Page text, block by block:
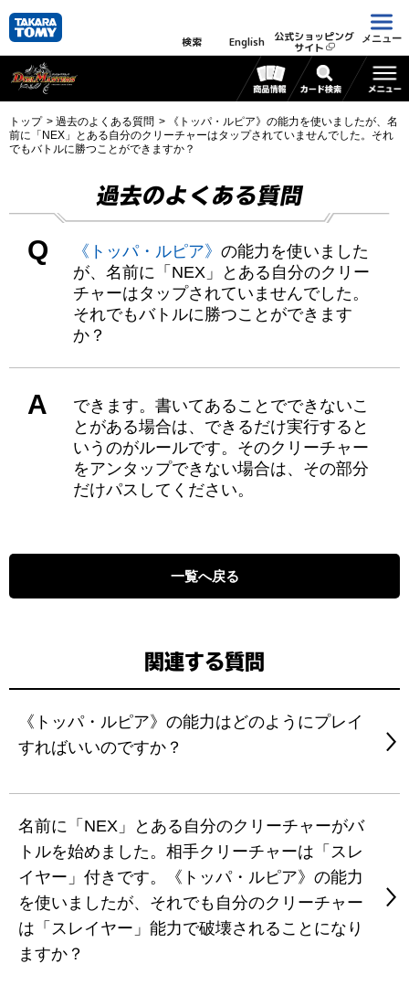
検索 English 公式ショッピング
サイト
メニュー
トップ 過去のよくある質問
《トッパ・ルピア》の能力を使いましたが、名
前に「NEX」とある自分のクリーチャーはタップされていませんでした。それ
でもバトルに勝つことができますか？
過去のよくある質問
Q 《トッパ・ルピア》 の能力を使いました
が、名前に「NEX」とある自分のクリー
チャーはタップされていませんでした。
それでもバトルに勝つことができます
か？
A
できます。書いてあることでできないこ
とがある場合は、できるだけ実行すると
いうのがルールです。そのクリーチャー
をアンタップできない場合は、その部分
だけパスしてください。
一覧へ戻る
関連する質問
《トッパ・ルピア》の能力はどのようにプレイ
すればいいのですか？
名前に「NEX」とある自分のクリーチャーがバ
トルを始めました。相手クリーチャーは「スレ
イヤー」付きです。《トッパ・ルピア》の能力
を使いましたが、それでも自分のクリーチャー
は「スレイヤー」能力で破壊されることになり
ますか？